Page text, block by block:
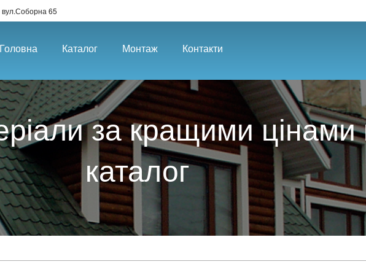
вул.Соборна 65
Головна Каталог Монтаж Контакти
за кращими цінами
каталог